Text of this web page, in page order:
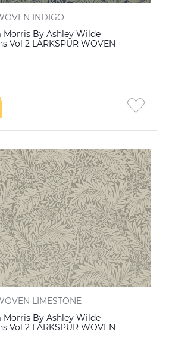
INDIGO
Morris By Ashley Wilde
Vol 2 LARKSPUR WOVEN
LIMESTONE
Morris By Ashley Wilde
Vol 2 LARKSPUR WOVEN